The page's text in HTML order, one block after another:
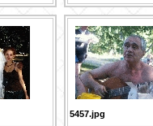
5457.jpg